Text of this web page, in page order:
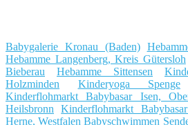
Babygalerie Kronau (Baden)
Hebamme Langenberg, Kreis Gütersloh
Bieberau
Hebamme Sittensen
Holzminden
Kinderyoga Spenge
Kinderflohmarkt Babybasar Isen,
Heilsbronn
Kinderflohmarkt
Herne, Westfalen Babyschwimmen